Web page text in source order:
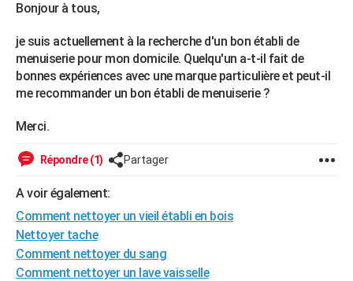
Essais
Réserver un essai
Citadines
Berlines
SUV
Forum auto
+HIGH-TECH
Mobiles
Meilleur smartphone
Internet
Ordinateurs
Jeux vidéo
Guide high-tech
+BRICOLAGE
Forum
Aménagement intérieur
Extérieur
Cuisine
Salle de bains
Jardinage
Rangement
WEEK-END
PHOTO
GUIDES D'ACHAT
BONS PLANS
Bonjour à tous,
je suis actuellement à la recherche d'un bon établi de
menuiserie pour mon domicile. Quelqu'un a-t-il fait de
bonnes expériences avec une marque particulière et peut-il
me recommander un bon établi de menuiserie ?
Merci.
Répondre (1) Partager
A voir également:
Comment nettoyer un vieil établi en bois
Nettoyer tache
Comment nettoyer du sang
Comment nettoyer un lave vaisselle